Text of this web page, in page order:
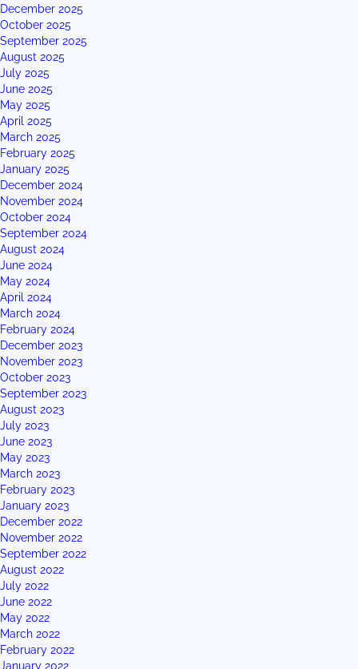
December 2025
October 2025
September 2025
August 2025
July 2025
June 2025
May 2025
April 2025
March 2025
February 2025
January 2025
December 2024
November 2024
October 2024
September 2024
August 2024
June 2024
May 2024
April 2024
March 2024
February 2024
December 2023
November 2023
October 2023
September 2023
August 2023
July 2023
June 2023
May 2023
March 2023
February 2023
January 2023
December 2022
November 2022
September 2022
August 2022
July 2022
June 2022
May 2022
March 2022
February 2022
January 2022